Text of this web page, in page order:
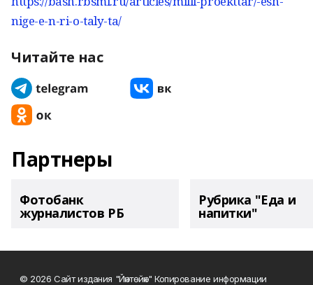
nige-e-n-ri-o-taly-ta/
Читайте нас
Партнеры
Фотобанк
журналистов РБ
Рубрика "Еда и
напитки"
© 2026 Сайт издания "Йәнтөйәк" Копирование информации